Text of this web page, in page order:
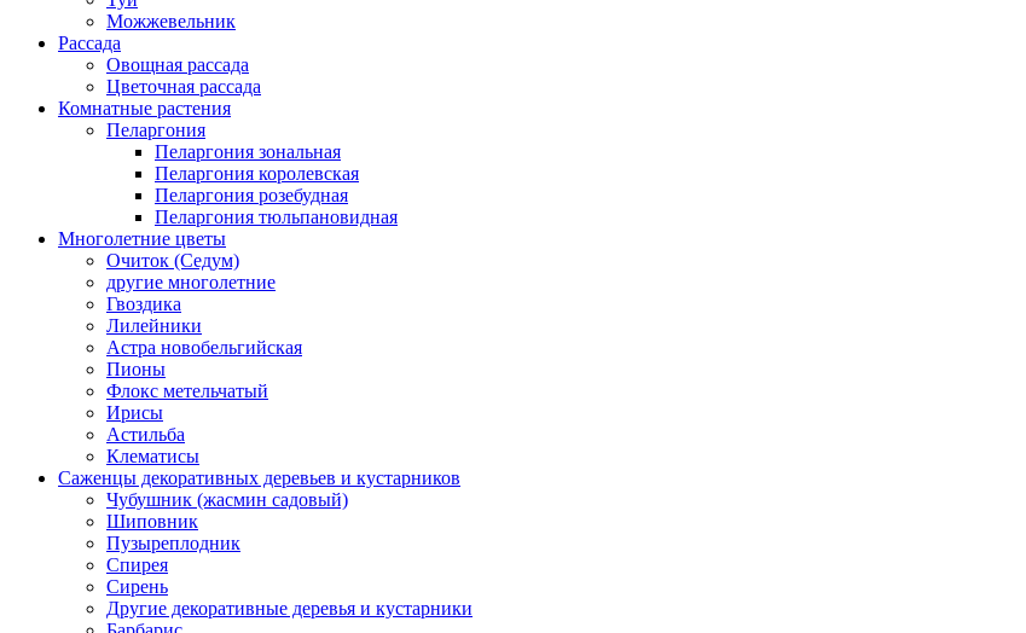
Можжевельник
Рассада
Овощная рассада
Цветочная рассада
Комнатные растения
Пеларгония
Пеларгония зональная
Пеларгония королевская
Пеларгония розебудная
Пеларгония тюльпановидная
Многолетние цветы
Очиток (Седум)
другие многолетние
Гвоздика
Лилейники
Астра новобельгийская
Пионы
Флокс метельчатый
Ирисы
Астильба
Клематисы
Саженцы декоративных деревьев и кустарников
Чубушник (жасмин садовый)
Шиповник
Пузыреплодник
Спирея
Сирень
Другие декоративные деревья и кустарники